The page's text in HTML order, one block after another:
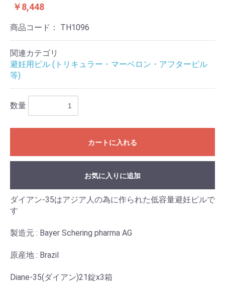
￥8,448
商品コード： TH1096
関連カテゴリ
避妊用ピル (トリキュラー・マーベロン・アフターピル
等)
数量
カートに入れる
お気に入りに追加
ダイアン-35はアジア人の為に作られた低容量避妊ピルで
す
製造元 : Bayer Schering pharma AG
原産地 : Brazil
Diane-35(ダイアン)21錠x3箱